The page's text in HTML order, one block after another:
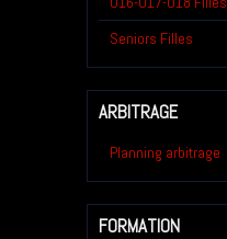
Seniors Filles
ARBITRAGE
Planning arbitrage
FORMATION